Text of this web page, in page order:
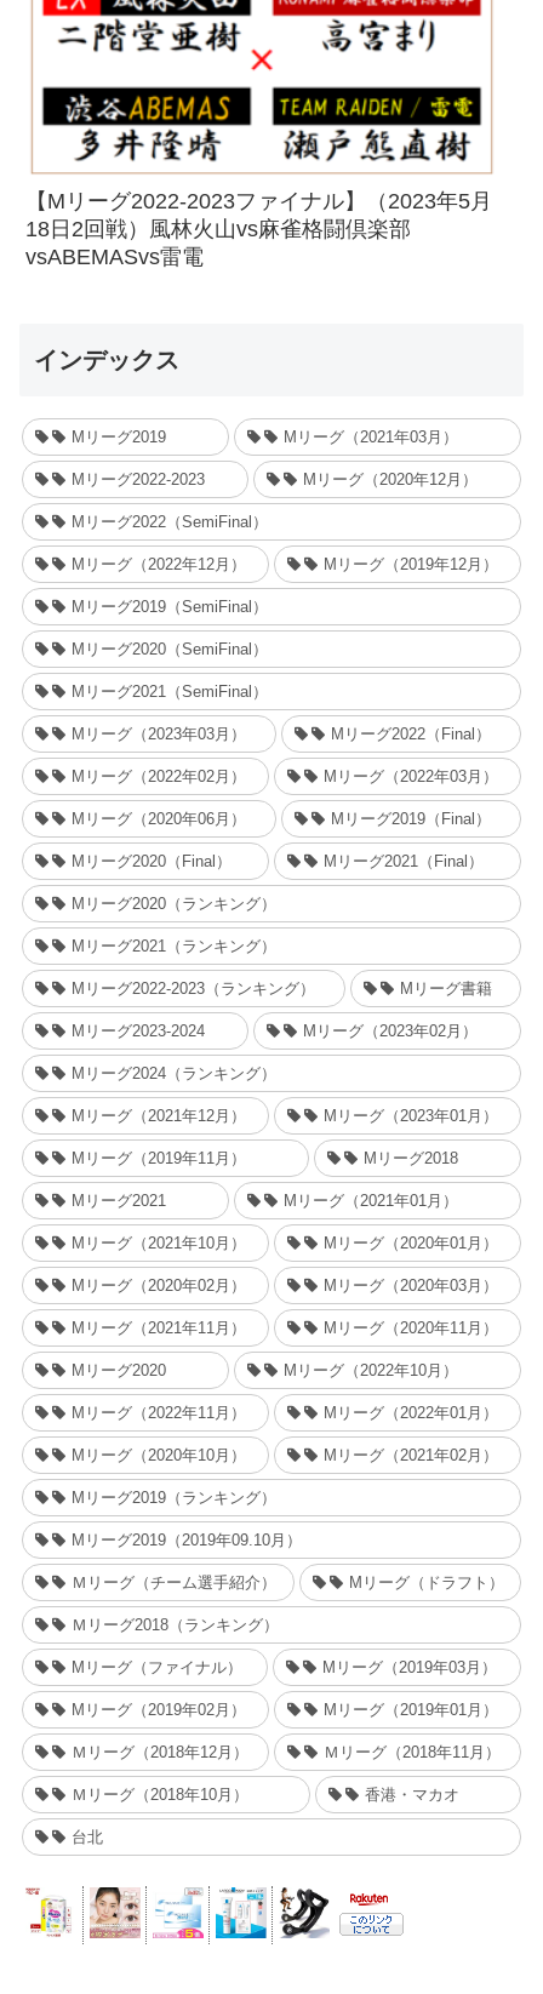
【Mリーグ2022-2023ファイナル】（2023年5月
18日2回戦）風林火山vs麻雀格闘倶楽部
vsABEMASvs雷電
インデックス
Mリーグ2019 Mリーグ（2021年03月）
Mリーグ2022-2023 Mリーグ（2020年12月）
Mリーグ2022（SemiFinal）
Mリーグ（2022年12月） Mリーグ（2019年12月）
Mリーグ2019（SemiFinal）
Mリーグ2020（SemiFinal）
Mリーグ2021（SemiFinal）
Mリーグ（2023年03月） Mリーグ2022（Final）
Mリーグ（2022年02月） Mリーグ（2022年03月）
Mリーグ（2020年06月） Mリーグ2019（Final）
Mリーグ2020（Final） Mリーグ2021（Final）
Mリーグ2020（ランキング）
Mリーグ2021（ランキング）
Mリーグ2022-2023（ランキング） Mリーグ書籍
Mリーグ2023-2024 Mリーグ（2023年02月）
Mリーグ2024（ランキング）
Mリーグ（2021年12月） Mリーグ（2023年01月）
Mリーグ（2019年11月） Mリーグ2018
Mリーグ2021 Mリーグ（2021年01月）
Mリーグ（2021年10月） Mリーグ（2020年01月）
Mリーグ（2020年02月） Mリーグ（2020年03月）
Mリーグ（2021年11月） Mリーグ（2020年11月）
Mリーグ2020 Mリーグ（2022年10月）
Mリーグ（2022年11月） Mリーグ（2022年01月）
Mリーグ（2020年10月） Mリーグ（2021年02月）
Mリーグ2019（ランキング）
Mリーグ2019（2019年09.10月）
Ｍリーグ（チーム選手紹介） Mリーグ（ドラフト）
Ｍリーグ2018（ランキング）
Mリーグ（ファイナル） Mリーグ（2019年03月）
Mリーグ（2019年02月） Mリーグ（2019年01月）
Ｍリーグ（2018年12月） Ｍリーグ（2018年11月）
Ｍリーグ（2018年10月） 香港・マカオ
台北